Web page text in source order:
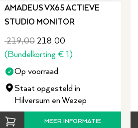
AMADEUS VX65 ACTIEVE
STUDIO MONITOR
219,00218,00
(Bundelkorting € 1)
Op voorraad
Staat opgesteld in
Hilversum en Wezep
MEER INFORMATIE